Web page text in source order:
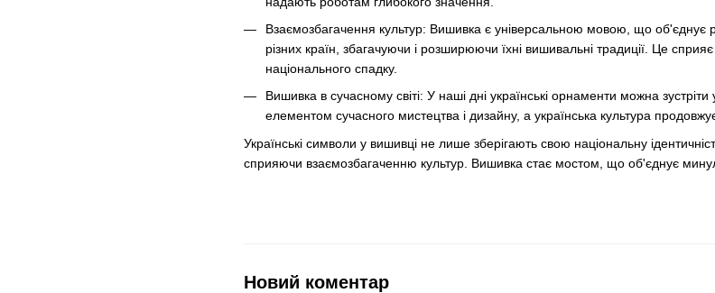
Взаємозбагачення культур: Вишивка є універсальною мовою, що об'єднує
різних країн, збагачуючи і розширюючи їхні вишивальні традиції. Це
національного спадку.
Вишивка в сучасному світі: У наші дні українські орнаменти можна
елементом сучасного мистецтва і дизайну, а українська культура
Українські символи у вишивці не лише зберігають свою національну
сприяючи взаємозбагаченню культур. Вишивка стає мостом, що об'єднує минуле
Новий коментар